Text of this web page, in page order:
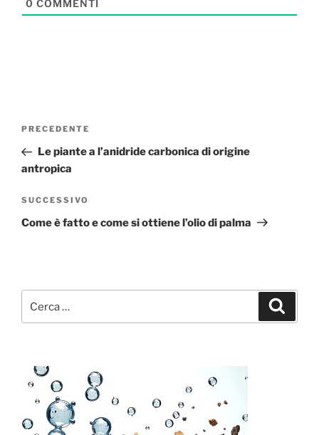
0 COMMENTI
Navigazione
Articolo
precedente:
PRECEDENTE
Le piante a l’anidride carbonica di origine
antropica
Articolo
successivo
SUCCESSIVO
Come è fatto e come si ottiene l’olio di palma